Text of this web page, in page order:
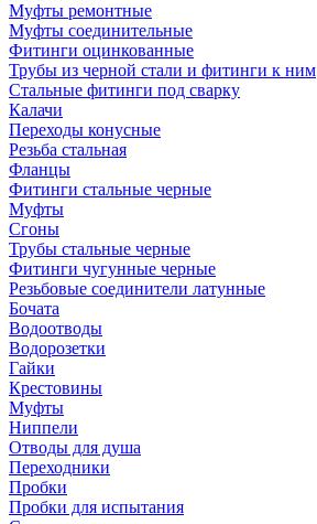
Муфты ремонтные
Муфты соединительные
Фитинги оцинкованные
Трубы из черной стали и фитинги к ним
Стальные фитинги под сварку
Калачи
Переходы конусные
Резьба стальная
Фланцы
Фитинги стальные черные
Муфты
Сгоны
Трубы стальные черные
Фитинги чугунные черные
Резьбовые соединители латунные
Бочата
Водоотводы
Водорозетки
Гайки
Крестовины
Муфты
Ниппели
Отводы для душа
Переходники
Пробки
Пробки для испытания